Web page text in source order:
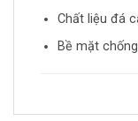
Chất liệu đá
Bề mặt